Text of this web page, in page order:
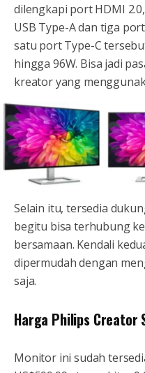
dilengkapi port HDMI
USB Type-A dan tiga
satu port Type-C
hingga 96W. Bisa jadi
kreator yang
Selain itu, tersedia
begitu bisa terhubung
bersamaan. Kendali
dipermudah dengan
saja.
Harga Philips Creator
Monitor ini sudah